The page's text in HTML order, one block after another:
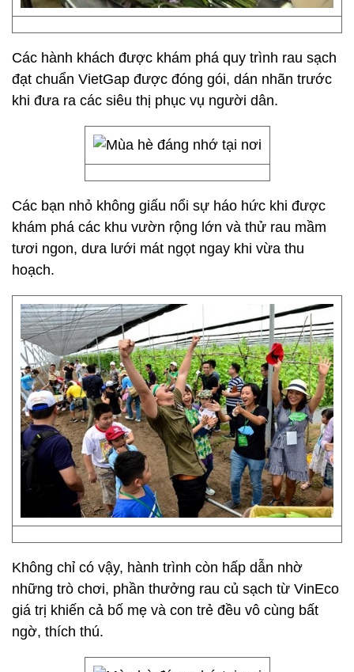
Các hành khách được khám phá quy trình rau sạch
đạt chuẩn VietGap được đóng gói, dán nhãn trước
khi đưa ra các siêu thị phục vụ người dân.
Các bạn nhỏ không giấu nổi sự háo hức khi được
khám phá các khu vườn rộng lớn và thử rau mầm
tươi ngon, dưa lưới mát ngọt ngay khi vừa thu
hoạch.
Không chỉ có vậy, hành trình còn hấp dẫn nhờ
những trò chơi, phần thưởng rau củ sạch từ VinEco
giá trị khiến cả bố mẹ và con trẻ đều vô cùng bất
ngờ, thích thú.